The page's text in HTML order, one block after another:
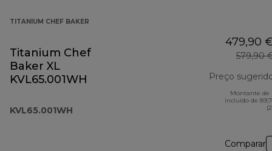
TITANIUM CHEF BAKER
Titanium Chef
Baker XL
KVL65.001WH
KVL65.001WH
479,90
579,90
Preço
Montante de
incluído de
Comparar